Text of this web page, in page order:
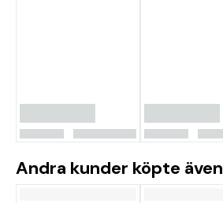
Andra kunder köpte även